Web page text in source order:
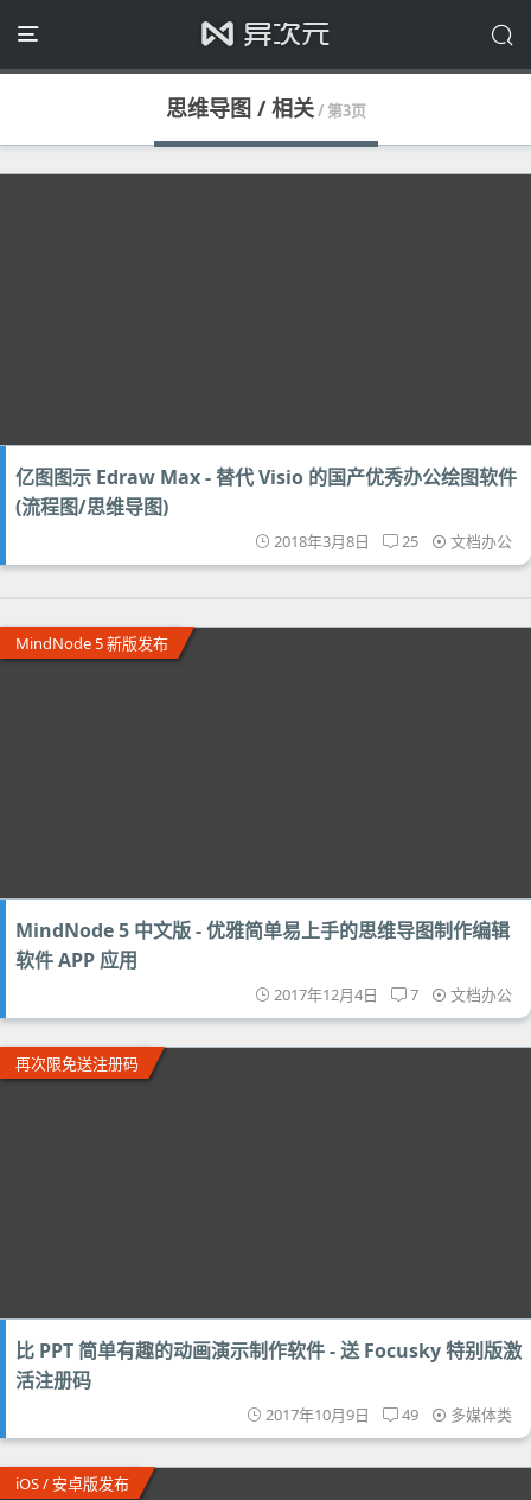
思维导图 / 相关/ 第3页
亿图图示 Edraw Max - 替代 Visio 的国产优秀办公绘图软件
(流程图/思维导图)
2018年3月8日 25 文档办公
MindNode 5 新版发布
MindNode 5 中文版 - 优雅简单易上手的思维导图制作编辑
软件 APP 应用
2017年12月4日 7 文档办公
再次限免送注册码
比 PPT 简单有趣的动画演示制作软件 - 送 Focusky 特别版激
活注册码
2017年10月9日 49 多媒体类
iOS / 安卓版发布